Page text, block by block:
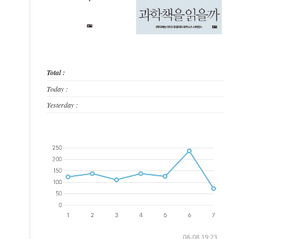
Total :
Today :
Yesterday :
08-08 19:23